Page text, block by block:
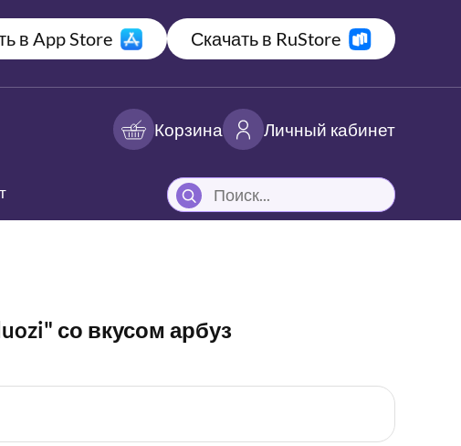
в App Store Скачать в RuStore
Корзина Личный кабинет
со вкусом арбуз